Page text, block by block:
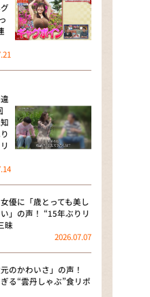
！？」（news お
～きょうの献立 何
なり！シーズン２
旅サラダ
ースライブ 正義の
のカタチ～
っしゃい！
館
優に「歳とっても美し
」の声！ “15年ぶりリ
昧
2026.07.07
のかわいさ」の声！
る“雲丹しゃぶ”食リポ